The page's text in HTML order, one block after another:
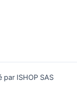
ISHOP SAS